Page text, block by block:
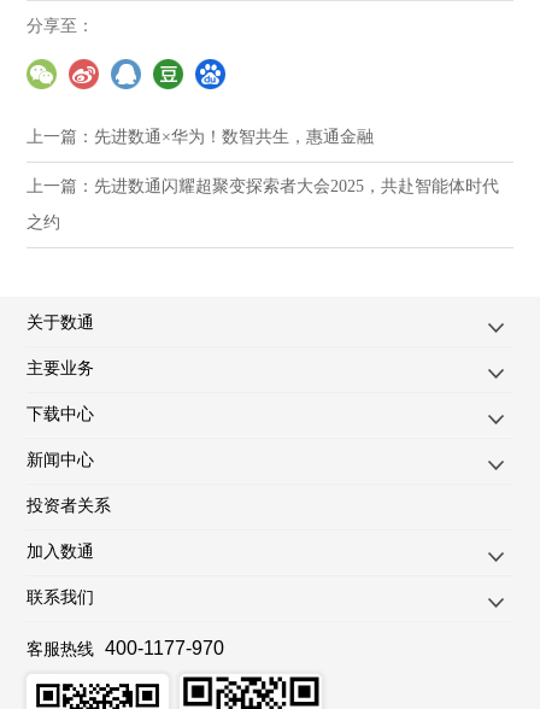
分享至：
上一篇： 先进数通×华为！数智共生，惠通金融
上一篇： 先进数通闪耀超聚变探索者大会2025，共赴智能体时代
之约
关于数通
主要业务
下载中心
新闻中心
投资者关系
加入数通
联系我们
客服热线 400-1177-970